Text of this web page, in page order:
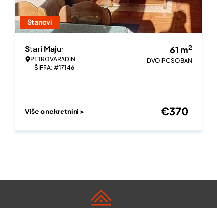
Stanovi
Stari Majur
PETROVARADIN
ŠIFRA: #17146
61 m2
DVOIPOSOBAN
Više o nekretnini > €370